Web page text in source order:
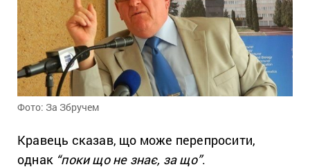
Фото: За Збручем
Кравець сказав, що може перепросити,
однак “поки що не знає, за що”.